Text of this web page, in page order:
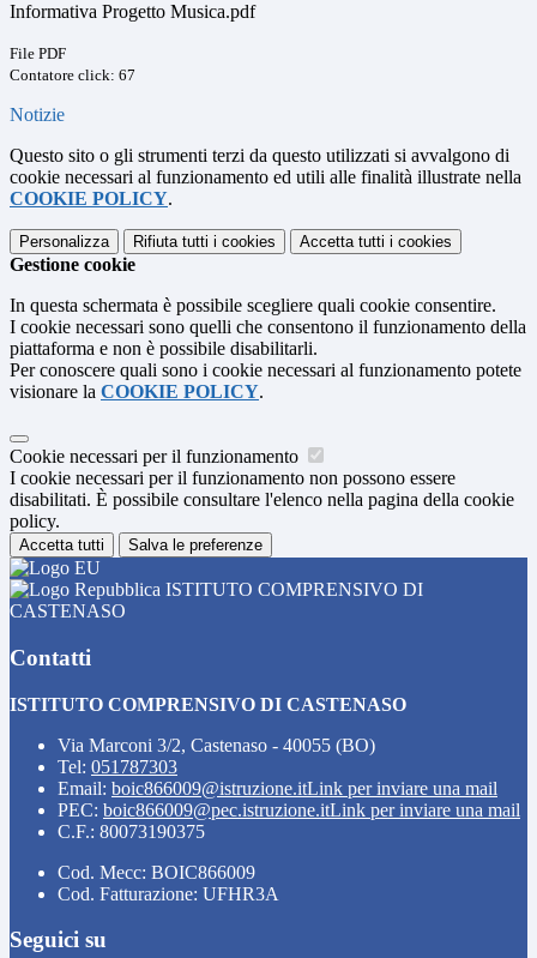
Informativa Progetto Musica.pdf
File PDF
Contatore click: 67
Notizie
Questo sito o gli strumenti terzi da questo utilizzati si avvalgono di
cookie necessari al funzionamento ed utili alle finalità illustrate nella
COOKIE POLICY.
Personalizza Rifiuta tutti i cookies Accetta tutti i cookies
Gestione cookie
In questa schermata è possibile scegliere quali cookie consentire.
I cookie necessari sono quelli che consentono il funzionamento della
piattaforma e non è possibile disabilitarli.
Per conoscere quali sono i cookie necessari al funzionamento potete
visionare la COOKIE POLICY.
Cookie necessari per il funzionamento
I cookie necessari per il funzionamento non possono essere
disabilitati. È possibile consultare l'elenco nella pagina della cookie
policy.
Accetta tutti Salva le preferenze
ISTITUTO COMPRENSIVO DI
CASTENASO
Contatti
ISTITUTO COMPRENSIVO DI CASTENASO
Via Marconi 3/2, Castenaso - 40055 (BO)
Tel: 051787303
Email: boic866009@istruzione.itLink per inviare una mail
PEC: boic866009@pec.istruzione.itLink per inviare una mail
C.F.: 80073190375
Cod. Mecc: BOIC866009
Cod. Fatturazione: UFHR3A
Seguici su